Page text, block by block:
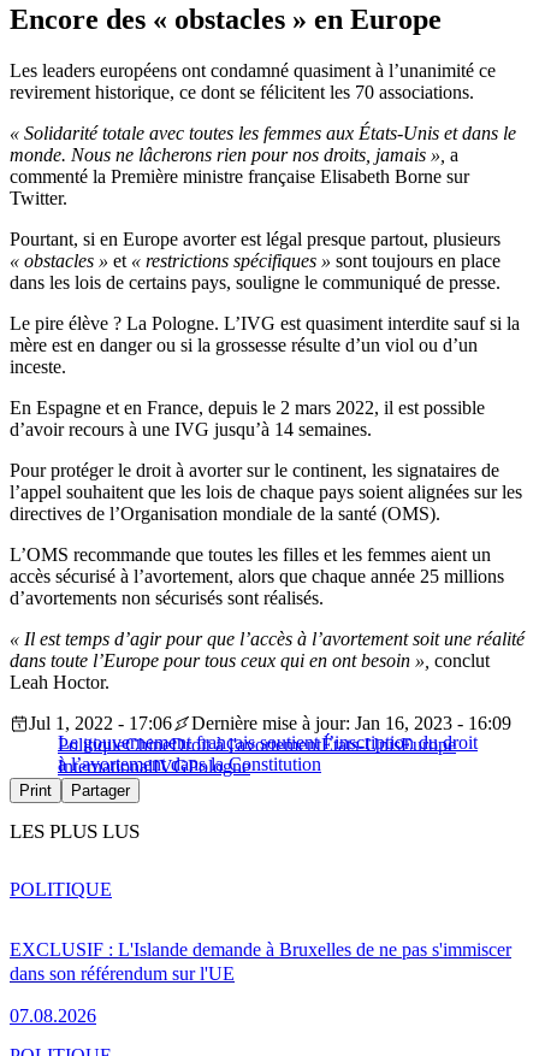
Encore des « obstacles » en Europe
Les leaders européens ont condamné quasiment à l’unanimité ce
revirement historique, ce dont se félicitent les 70 associations.
« Solidarité totale avec toutes les femmes aux États-Unis et dans le
monde. Nous ne lâcherons rien pour nos droits, jamais », a
commenté la Première ministre française Elisabeth Borne sur
Twitter.
Pourtant, si en Europe avorter est légal presque partout, plusieurs
« obstacles » et « restrictions spécifiques » sont toujours en place
dans les lois de certains pays, souligne le communiqué de presse.
Le pire élève ? La Pologne. L’IVG est quasiment interdite sauf si la
mère est en danger ou si la grossesse résulte d’un viol ou d’un
inceste.
En Espagne et en France, depuis le 2 mars 2022, il est possible
d’avoir recours à une IVG jusqu’à 14 semaines.
Pour protéger le droit à avorter sur le continent, les signataires de
l’appel souhaitent que les lois de chaque pays soient alignées sur les
directives de l’Organisation mondiale de la santé (OMS).
L’OMS recommande que toutes les filles et les femmes aient un
accès sécurisé à l’avortement, alors que chaque année 25 millions
d’avortements non sécurisés sont réalisés.
« Il est temps d’agir pour que l’accès à l’avortement soit une réalité
dans toute l’Europe pour tous ceux qui en ont besoin », conclut
Leah Hoctor.
Le gouvernement français soutient l’inscription du droit
à l’avortement dans la Constitution
Jul 1, 2022 - 17:06
Dernière mise à jour: Jan 16, 2023 - 16:09
PolitiqueChineDroit à l'avortementÉtats-UnisEurope
InternationalIVGPologne
Print Partager
LES PLUS LUS
EXCLUSIF : L'Islande demande à Bruxelles de ne pas s'immiscer
dans son référendum sur l'UE
07.08.2026
POLITIQUE